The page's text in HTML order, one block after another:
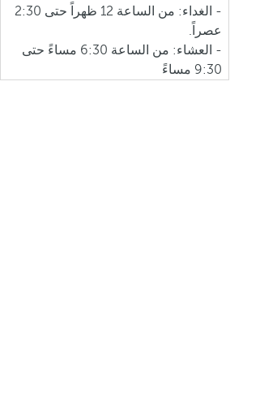
- الغداء: من الساعة 12 ظهراً حتى 2:30
عصراً.
- العشاء: من الساعة 6:30 مساءً حتى
9:30 مساءً